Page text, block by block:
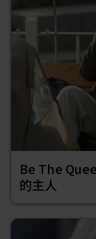
Be The
的主人